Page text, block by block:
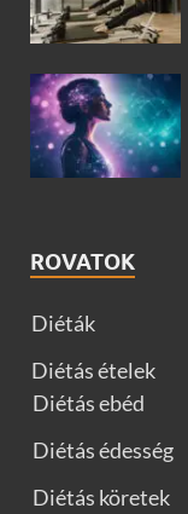
ROVATOK
Diéták
Diétás ételek
Diétás ebéd
Diétás édesség
Diétás köretek